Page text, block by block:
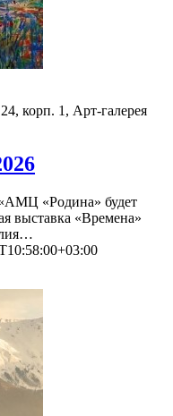
корп. 1, Арт-галерея
«Родина» будет
выставка «Времена»